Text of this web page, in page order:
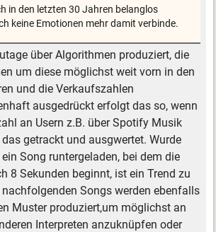
in den letzten 30 Jahren belanglos
keine Emotionen mehr damit verbinde.
über Algorithmen produziert, die
um diese möglichst weit vorn in den
und die Verkaufszahlen
ausgedrückt erfolgt das so, wenn
an Usern z.B. über Spotify Musik
getrackt und ausgwertet. Wurde
Song runtergeladen, bei dem die
8 Sekunden beginnt, ist ein Trend zu
Songs werden ebenfalls
Muster produziert,um möglichst an
Interpreten anzuknüpfen oder